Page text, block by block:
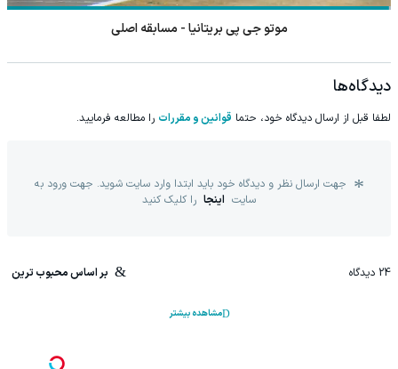
فوتبال منچسترسیتی - اتلتیکومادرید (گزارش پیام بسیجی)
دیدگاه‌ها
لطفا قبل از ارسال دیدگاه خود، حتما قوانین و مقررات را مطالعه فرمایید.
جهت ارسال نظر و دیدگاه خود باید ابتدا وارد سایت شوید. جهت ورود به
سایت اینجا را کلیک کنید
24 دیدگاه بر اساس محبوب ترین
مشاهده بیشتر